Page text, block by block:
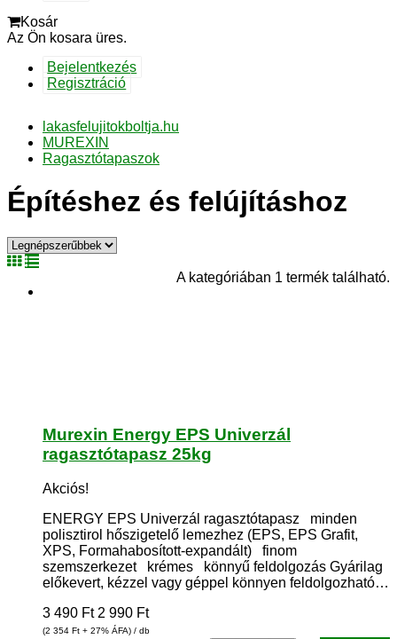
Kosár
Az Ön kosara üres.
Bejelentkezés
Regisztráció
lakasfelujitokboltja.hu
MUREXIN
Ragasztótapaszok
Építéshez és felújításhoz
A kategóriában 1 termék található.
Murexin Energy EPS Univerzál
ragasztótapasz 25kg
Akciós!
ENERGY EPS Univerzál ragasztótapasz minden
polisztirol hőszigetelő lemezhez (EPS, EPS Grafit,
XPS, Formahabosított-expandált) finom
szemszerkezet krémes könnyű feldolgozás Gyárilag
előkevert, kézzel vagy géppel könnyen feldolgozható…
3 490 Ft 2 990 Ft
(2 354 Ft + 27% ÁFA) / db